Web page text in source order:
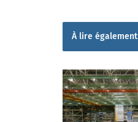
À lire également